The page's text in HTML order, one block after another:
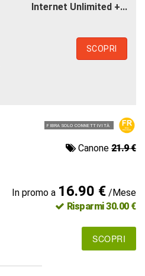
Internet Unlimited +...
SCOPRI
FIBRA SOLO CONNETTIVITÀ
Canone 21.9 €
In promo a 16.90 €/Mese
Risparmi 30.00 €
SCOPRI